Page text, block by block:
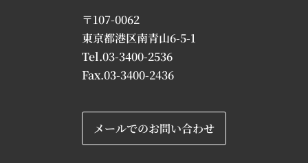
〒107-0062
東京都港区南青山6-5-1
Tel.03-3400-2536
Fax.03-3400-2436
メールでのお問い合わせ